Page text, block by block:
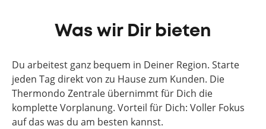
Was wir Dir bieten
Du arbeitest ganz bequem in Deiner Region. Starte
jeden Tag direkt von zu Hause zum Kunden. Die
Thermondo Zentrale übernimmt für Dich die
komplette Vorplanung. Vorteil für Dich: Voller Fokus
auf das was du am besten kannst.